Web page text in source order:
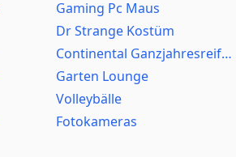
Gaming Pc Maus
Dr Strange Kostüm
Continental Ganzjahresreifen
Garten Lounge
Volleybälle
Fotokameras